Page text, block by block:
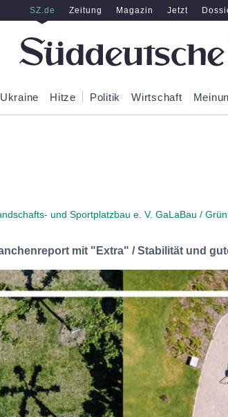
SZ.de Zeitung Magazin Jetzt
Ukraine Hitze Politik Wirtschaft
und Sportplatzbau e. V. GaLaBau /
mit "Extra" / Stabilität und